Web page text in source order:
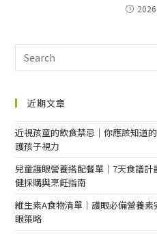
近期文章
近視孩童的飲食禁忌｜你應該知道
護孩子視力
兒童護眼營養搭配餐單｜7天食譜
健採購與烹飪指南
維生素A食物清單｜護眼必備營養
眼策略